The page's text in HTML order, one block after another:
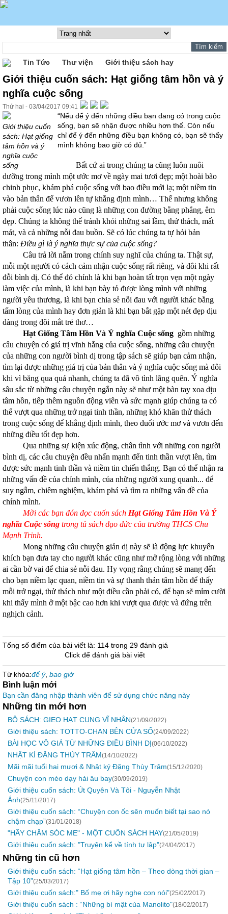
Tin Tức Thư viện Giới thiệu sách hay
Giới thiệu cuốn sách: Hạt giống tâm hồn và ý
nghĩa cuộc sống
Thứ hai - 03/04/2017 09:41
Giới thiệu cuốn
sách: Hạt giống
tâm hồn và ý
nghĩa cuộc
sống
“Nếu để ý đến những điều bạn đang có trong cuộc
sống, bạn sẽ nhận được nhiều hơn thế. Còn nếu
chỉ để ý đến những điều bạn không có, bạn sẽ thấy
mình không bao giờ có đủ.”
Bất cứ ai trong chúng ta cũng luôn nuôi
dưỡng trong mình một ước mơ về ngày mai tươi đẹp; một hoài bão
chinh phục, khám phá cuộc sống với bao điều mới lạ; một niềm tin
vào bản thân để vươn lên tự khẳng định mình… Thế nhưng không
phải cuộc sống lúc nào cũng là những con đường bằng phẳng, êm
đẹp. Chúng ta không thể tránh khỏi những sai lầm, thử thách, mất
mát, và cả những nỗi đau buồn. Sẽ có lúc chúng ta tự hỏi bản
thân: Điều gì là ý nghĩa thực sự của cuộc sống?
Câu trả lời nằm trong chính suy nghĩ của chúng ta. Thật sự,
mỗi một người có cách cảm nhận cuộc sống rất riêng, và đôi khi rất
đỗi bình dị. Có thể đó chính là khi bạn hoàn tất trọn vẹn một ngày
làm việc của mình, là khi bạn bày tỏ được lòng mình với những
người yêu thương, là khi bạn chia sẻ nỗi đau với người khác bằng
tấm lòng của mình hay đơn giản là khi bạn bắt gặp một nét đẹp dịu
dàng trong đôi mắt trẻ thơ…
Hạt Giống Tâm Hồn Và Ý nghĩa Cuộc sống gồm những
câu chuyện có giá trị vĩnh hằng của cuộc sống, những câu chuyện
của những con người bình dị trong tập sách sẽ giúp bạn cảm nhận,
tìm lại được những giá trị của bản thân và ý nghĩa cuộc sống mà đôi
khi vì băng qua quá nhanh, chúng ta đã vô tình lãng quên. Ý nghĩa
sâu sắc từ những câu chuyện ngắn này sẽ như một bàn tay xoa dịu
tâm hồn, tiếp thêm nguồn động viên và sức mạnh giúp chúng ta có
thể vượt qua những trở ngại tinh thần, những khó khăn thử thách
trong cuộc sống để khẳng định mình, theo đuổi ước mơ và vươn đến
những điều tốt đẹp hơn.
Qua những sự kiện xúc động, chân tình với những con người
bình dị, các câu chuyện đều nhấn mạnh đến tinh thần vượt lên, tìm
được sức mạnh tinh thần và niềm tin chiến thắng. Bạn có thể nhận ra
những vấn đề của chính mình, của những người xung quanh... để
suy ngẫm, chiêm nghiệm, khám phá và tìm ra những vấn đề của
chính mình.
Mời các bạn đón đọc cuốn sách Hạt Giống Tâm Hồn Và Ý
nghĩa Cuộc sống trong tủ sách đạo đức của trường THCS Chu
Mạnh Trinh.
Mong những câu chuyện giản dị này sẽ là động lực khuyến
khích bạn đưa tay cho người khác cũng như mở rộng lòng với những
ai cần bờ vai để chia sẻ nỗi đau. Hy vọng rằng chúng sẽ mang đến
cho bạn niềm lạc quan, niềm tin và sự thanh thản tâm hồn để thấy
mỗi trở ngại, thử thách như một điều cần phải có, để bạn sẽ mỉm cười
khi thấy mình ở một bậc cao hơn khi vượt qua được và đứng trên
nghịch cảnh.
Tổng số điểm của bài viết là: 114 trong 29 đánh giá
Click để đánh giá bài viết
Từ khóa:để ý, bao giờ
Bình luận mới
Bạn cần đăng nhập thành viên để sử dụng chức năng này
Những tin mới hơn
BỘ SÁCH: GIEO HẠT CUNG VĨ NHÂN(21/09/2022)
Giới thiệu sách: TOTTO-CHAN BÊN CỬA SỔ(24/09/2022)
BÀI HỌC VÔ GIÁ TỪ NHỮNG ĐIỀU BÌNH DỊ(06/10/2022)
NHẬT KÍ ĐẶNG THÙY TRÂM(14/10/2022)
Mãi mãi tuổi hai mươi & Nhật ký Đặng Thùy Trâm(15/12/2020)
Chuyện con mèo dạy hải âu bay(30/09/2019)
Giới thiệu cuốn sách: Út Quyên Và Tôi - Nguyễn Nhật
Ánh(25/11/2017)
Giới thiệu cuốn sách: “Chuyện con ốc sên muốn biết tại sao nó
chậm chạp”(31/01/2018)
"HÃY CHĂM SÓC ME" - MỘT CUỐN SÁCH HAY(21/05/2019)
Giới thiệu cuốn sách: "Truyện kể về tính tự lập"(24/04/2017)
Những tin cũ hơn
Giới thiệu cuốn sách: “Hạt giống tâm hồn – Theo dòng thời gian –
Tập 10”(25/03/2017)
Giới thiệu cuốn sách:" Bố mẹ ơi hãy nghe con nói"(25/02/2017)
Giới thiệu cuốn sách : “Những bí mật của Manolito"(18/02/2017)